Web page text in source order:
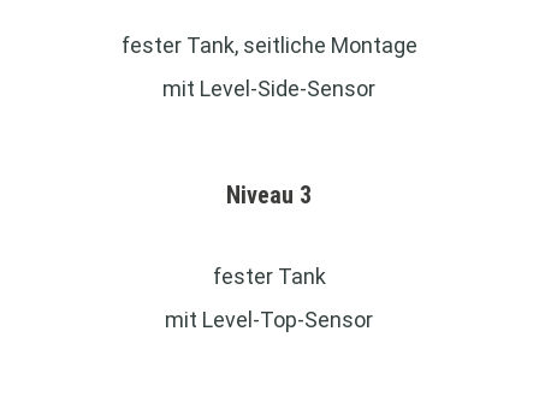
fester Tank, seitliche Montage
mit Level-Side-Sensor
Niveau 3
fester Tank
mit Level-Top-Sensor